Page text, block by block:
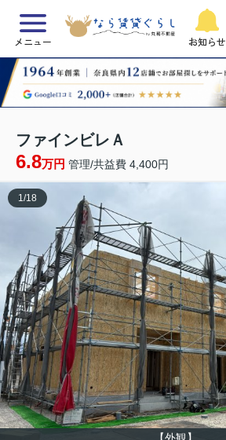
メニュー お知らせ
ファインビレＡ
6.8万円 管理/共益費 4,400円
【外観】
1/18